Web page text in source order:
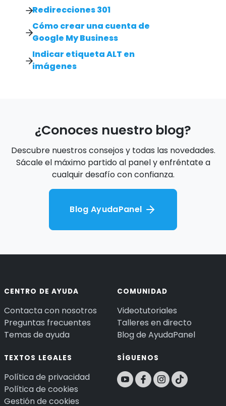
Redirecciones 301
Cómo crear una cuenta de
Google My Business
Indicar etiqueta ALT en
imágenes
¿Conoces nuestro blog?
Descubre nuestros consejos y todas las novedades.
Sácale el máximo partido al panel y enfréntate a
cualquir desafío con confianza.
Blog AyudaPanel
CENTRO DE AYUDA
Contacta con nosotros
Preguntas frecuentes
Temas de ayuda
COMUNIDAD
Videotutoriales
Talleres en directo
Blog de AyudaPanel
TEXTOS LEGALES
Política de privacidad
Política de cookies
Gestión de cookies
SÍGUENOS